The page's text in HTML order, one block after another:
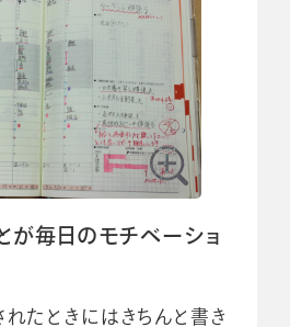
が毎日のモチベーショ
れたときにはきちんと書き